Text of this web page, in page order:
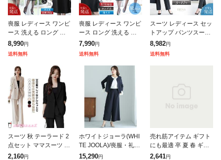
喪服 レディース ワンピ
ース 洗える ロング 膝
下 前開き 長袖 ブラッ
ク フォーマル 大きいサ
イズ 小さいサイズ 体型
カバー
8,990円
送料無料
喪服 レディース ワンピ
ース ロング 洗える ブ
ラックフォーマル 体型
カバー 礼服 夏用にも
膝下 ゆったり 葬式 通
夜 法事
7,990円
送料無料
スーツ レディース セッ
トアップ パンツスーツ
ビジネススーツ ロング
ストレッチ 洗える オフ
ィス ビジネス 通勤 仕
8,982円
送料無料
スーツ 秋 テーラード 2
点セット ママスーツ パ
ンツ スーツ ジャケット
2,160円
ホワイトジョーラ(WHI
TE JOOLA)/喪服・礼服
【洗えるフォーマル】
15,290円
売れ筋アイテム ギフト
にも最適 卒 夏 春 ギフ
ト セットアップ レディ
2,641円